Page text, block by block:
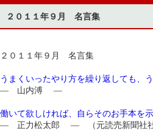
２０１１年９月 名言集
２０１１年９月 名言集
うまくいったやり方を繰り返しても、
― 山内溥 ―
働いて欲しければ、自らそのお手本を
― 正力松太郎 ― （元読売新聞社社